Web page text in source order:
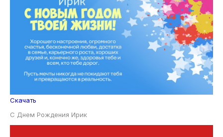
Скачать
С Днем Рождения Ирик